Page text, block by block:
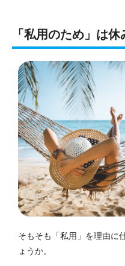
「私用のため」は
そもそも「私用」を理由に
ょうか。